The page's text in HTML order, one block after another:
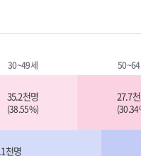
30~49세
35.2천명
(38.55%)
27.7
천명